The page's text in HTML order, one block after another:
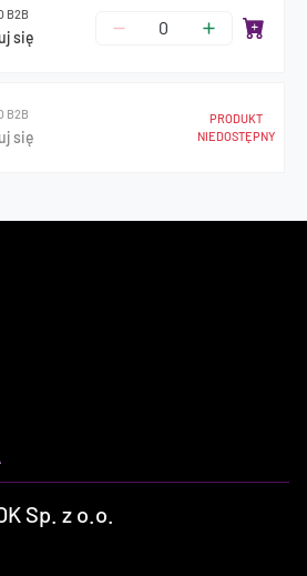
B2B
się
B2B
się
PRODUKT
NIEDOSTĘPNY
Sp. z o.o.